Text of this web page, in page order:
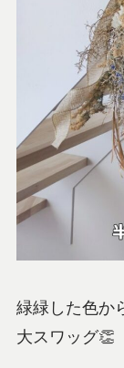
緑緑した色か
大スワッグ👏